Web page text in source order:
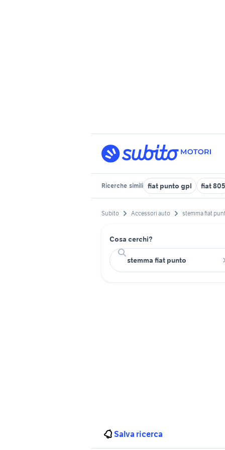
Ricerche simili fiat punto gpl fiat 805
Subito Accessori auto stemma fiat
Cosa cerchi?
Salva ricerca